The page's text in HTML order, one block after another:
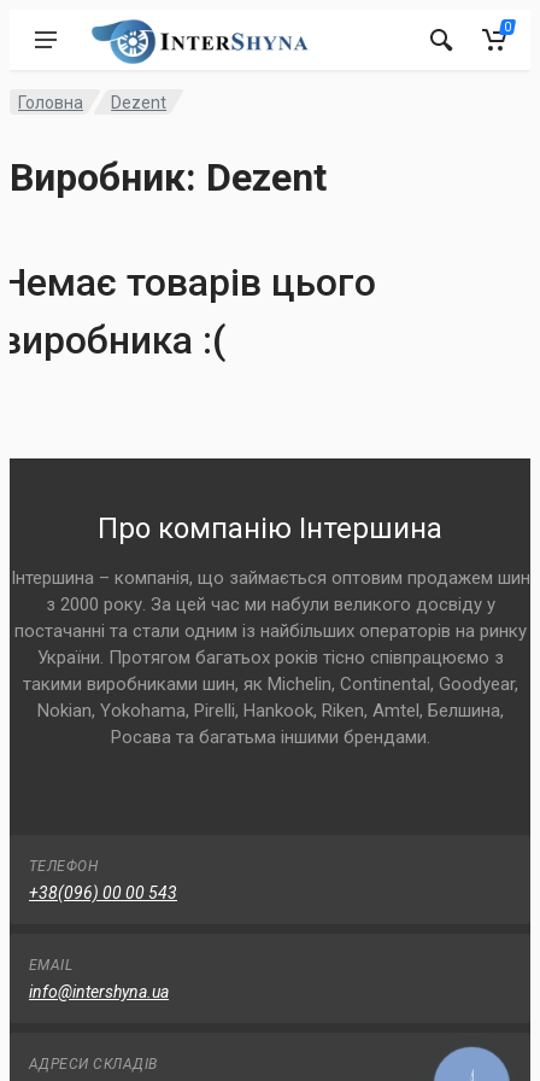
0
Головна Dezent
Виробник: Dezent
Немає товарів цього
виробника :(
Про компанію Інтершина
Інтершина – компанія, що займається оптовим продажем шин
з 2000 року. За цей час ми набули великого досвіду у
постачанні та стали одним із найбільших операторів на ринку
України. Протягом багатьох років тісно співпрацюємо з
такими виробниками шин, як Michelin, Continental, Goodyear,
Nokian, Yokohama, Pirelli, Hankook, Riken, Amtel, Белшина,
Росава та багатьма іншими брендами.
ТЕЛЕФОН
+38(096) 00 00 543
EMAIL
info@intershyna.ua
АДРЕСИ СКЛАДІВ